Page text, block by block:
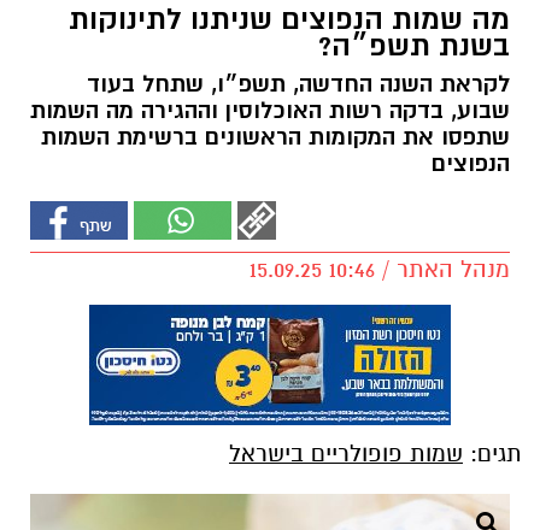
מה שמות הנפוצים שניתנו לתינוקות
בשנת תשפ״ה?
לקראת השנה החדשה, תשפ״ו, שתחל בעוד
שבוע, בדקה רשות האוכלוסין וההגירה מה השמות
שתפסו את המקומות הראשונים ברשימת השמות
הנפוצים
מנהל האתר / 10:46 15.09.25
תגים: שמות פופולריים בישראל